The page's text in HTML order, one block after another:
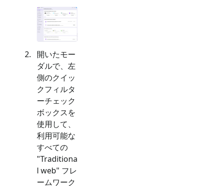
開いたモー
ダルで、左
側のクイッ
クフィルタ
ーチェック
ボックスを
使用して、
利用可能な
すべての
"Traditiona
l web" フレ
ームワーク